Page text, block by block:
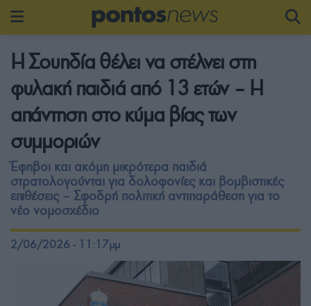
Η Σουηδία θέλει να στέλνει στη
φυλακή παιδιά από 13 ετών – Η
απάντηση στο κύμα βίας των
συμμοριών
Έφηβοι και ακόμη μικρότερα παιδιά
στρατολογούνται για δολοφονίες και βομβιστικές
επιθέσεις – Σφοδρή πολιτική αντιπαράθεση για το
νέο νομοσχέδιο
2/06/2026 - 11:17μμ